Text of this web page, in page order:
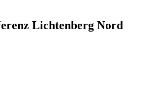
Lichtenberg Nord